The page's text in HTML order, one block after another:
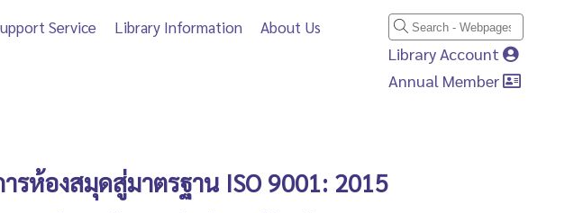
Service Library Information About Us
Library Account
Annual Member
ห้องสมุดสู่มาตรฐาน ISO 9001: 2015